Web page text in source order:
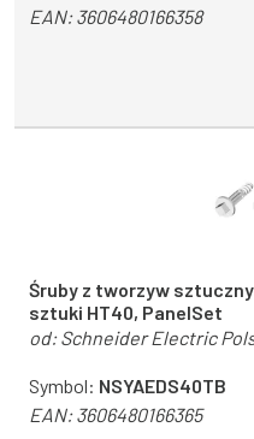
EAN:3606480166358
Śruby z tworzyw
sztuki HT40, PanelSet
od:Schneider Electric
Symbol: NSYAEDS40TB
EAN:3606480166365